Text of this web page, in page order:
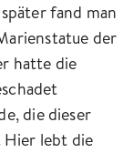
fand man
der
hatte die
die dieser
Hier lebt die